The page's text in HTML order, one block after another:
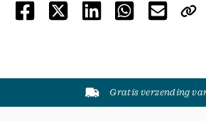
Gratis verzending